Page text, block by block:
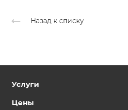
Назад к списку
Услуги
Цены